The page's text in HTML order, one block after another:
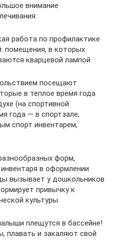
внимание
работа по профилактике
помещения, в которых
кварцевой лампой
посещают
в теплое время года
(на спортивной
года — в спортзале,
спорт инвентарем,
форм,
в оформлении
вызывает у дошкольников
привычку к
культуры.
плещутся в бассейне!
плавать и закаляют свой